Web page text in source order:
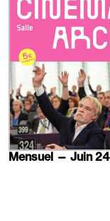
Mensuel — Juin 24
plus